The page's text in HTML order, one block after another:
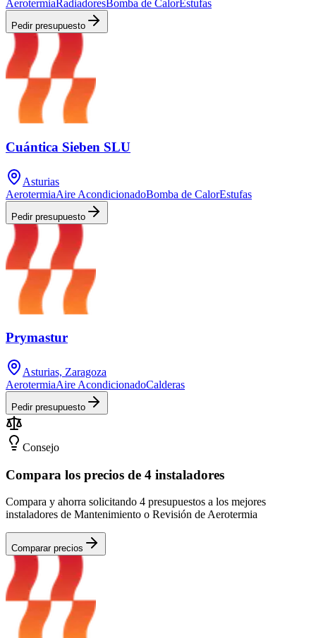
Aerotermia RadiadoresBomba de CalorEstufas
Pedir presupuesto
Cuántica Sieben SLU
Asturias
AerotermiaAire AcondicionadoBomba de CalorEstufas
Pedir presupuesto
Prymastur
Asturias, Zaragoza
AerotermiaAire AcondicionadoCalderas
Pedir presupuesto
Consejo
Compara los precios de 4 instaladores
Compara y ahorra solicitando 4 presupuestos a los mejores
instaladores de Mantenimiento o Revisión de Aerotermia
Comparar precios